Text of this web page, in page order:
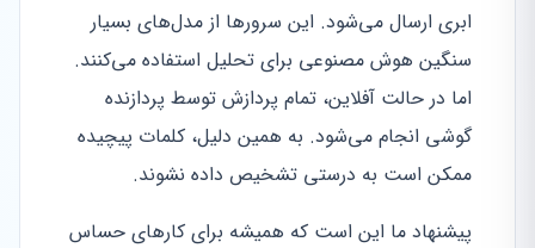
ابری ارسال می‌شود. این سرورها از مدل‌های بسیار
سنگین هوش مصنوعی برای تحلیل استفاده می‌کنند.
اما در حالت آفلاین، تمام پردازش توسط پردازنده
گوشی انجام می‌شود. به همین دلیل، کلمات پیچیده
ممکن است به درستی تشخیص داده نشوند.
پیشنهاد ما این است که همیشه برای کارهای حساس